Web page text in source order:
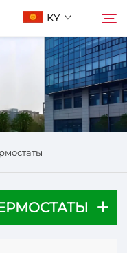
KY
Издөө